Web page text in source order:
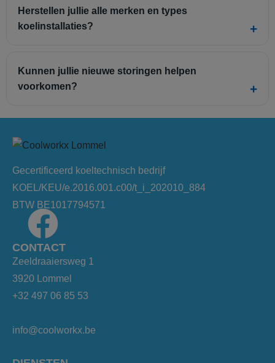
Herstellen jullie alle merken en types
koelinstallaties?
Kunnen jullie nieuwe storingen helpen
voorkomen?
Gecertificeerd koeltechnisch bedrijf
KOEL/KEU/e.2016.001.c00/t_i_202010_884
BTW BE1017794571
CONTACT
Zeeldraaiersweg 1
3920 Lommel
+32 497 06 85 53
info@coolworkx.be